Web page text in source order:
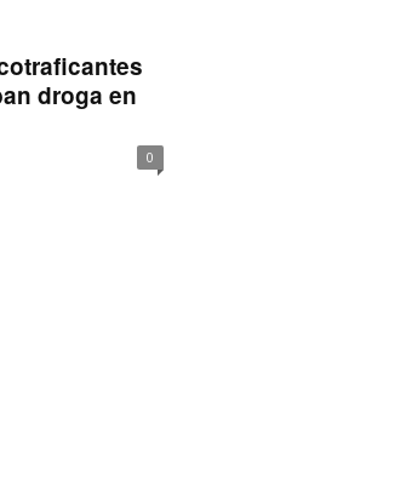
droga en
0